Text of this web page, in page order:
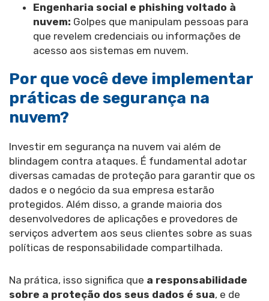
Engenharia social e phishing voltado à
nuvem: Golpes que manipulam pessoas para
que revelem credenciais ou informações de
acesso aos sistemas em nuvem.
Por que você deve implementar
práticas de segurança na
nuvem?
Investir em segurança na nuvem vai além de
blindagem contra ataques. É fundamental adotar
diversas camadas de proteção para garantir que os
dados e o negócio da sua empresa estarão
protegidos. Além disso, a grande maioria dos
desenvolvedores de aplicações e provedores de
serviços advertem aos seus clientes sobre as suas
políticas de responsabilidade compartilhada.
Na prática, isso significa que a responsabilidade
sobre a proteção dos seus dados é sua, e de